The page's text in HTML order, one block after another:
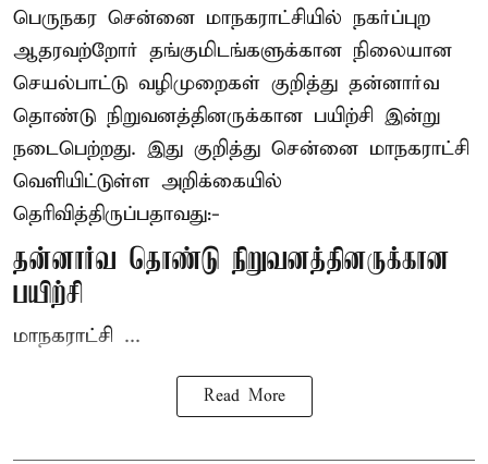
பெருநகர சென்னை மாநகராட்சியில் நகர்ப்புற
ஆதரவற்றோர் தங்குமிடங்களுக்கான நிலையான
செயல்பாட்டு வழிமுறைகள் குறித்து தன்னார்வ
தொண்டு நிறுவனத்தினருக்கான பயிற்சி இன்று
நடைபெற்றது. இது குறித்து சென்னை மாநகராட்சி
வெளியிட்டுள்ள அறிக்கையில்
தெரிவித்திருப்பதாவது:-
தன்னார்வ தொண்டு நிறுவனத்தினருக்கான
பயிற்சி
மாநகராட்சி ...
Read More